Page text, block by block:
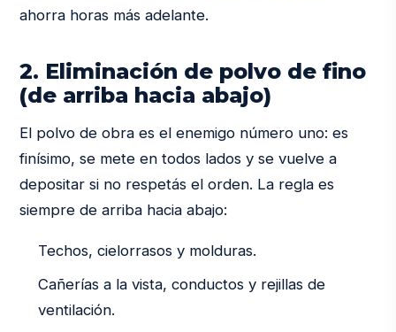
ahorra horas más adelante.
2. Eliminación de polvo de fino
(de arriba hacia abajo)
El polvo de obra es el enemigo número uno: es
finísimo, se mete en todos lados y se vuelve a
depositar si no respetás el orden. La regla es
siempre de arriba hacia abajo:
Techos, cielorrasos y molduras.
Cañerías a la vista, conductos y rejillas de
ventilación.